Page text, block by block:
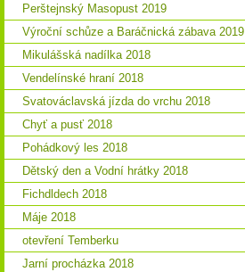
Perštejnský Masopust 2019
Výroční schůze a Baráčnická zábava 2019
Mikulášská nadílka 2018
Vendelínské hraní 2018
Svatováclavská jízda do vrchu 2018
Chyť a pusť 2018
Pohádkový les 2018
Dětský den a Vodní hrátky 2018
Fichdldech 2018
Máje 2018
otevření Temberku
Jarní procházka 2018